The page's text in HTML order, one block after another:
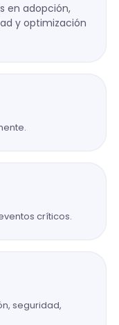
en adopción,
y optimización
críticos.
seguridad,